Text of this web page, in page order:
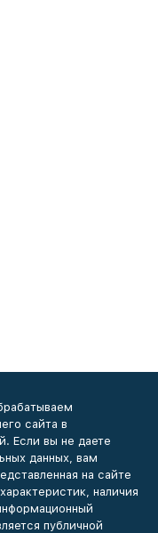
сайта в
Если вы не даете
данных, вам
на сайте
наличия
публичной